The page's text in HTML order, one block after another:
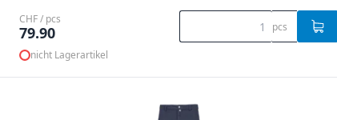
CHF / pcs
79.90 pcs
nicht Lagerartikel